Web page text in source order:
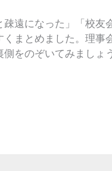
疎遠になった」「校
くまとめました。理
をのぞいてみましょ